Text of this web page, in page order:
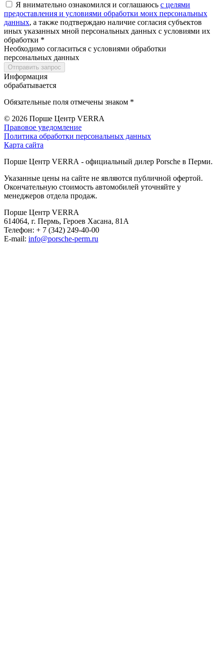
Я внимательно ознакомился и соглашаюсь с целями
предоставления и условиями обработки моих персональных
данных, а также подтверждаю наличие согласия субъектов
иных указанных мной персональных данных с условиями их
обработки *
Необходимо согласиться с условиями обработки
персональных данных
Отправить запрос
Информация
обрабатывается
Обязательные поля отмечены знаком *
© 2026 Порше Центр VERRA
Правовое уведомление
Политика обработки персональных данных
Карта сайта
Порше Центр VERRA - официальный дилер Porsche в Перми.
Указанные цены на сайте не являются публичной офертой.
Окончательную стоимость автомобилей уточняйте у
менеджеров отдела продаж.
Порше Центр VERRA
614064, г. Пермь, Героев Хасана, 81А
Телефон: + 7 (342) 249-40-00
E-mail: info@porsche-perm.ru